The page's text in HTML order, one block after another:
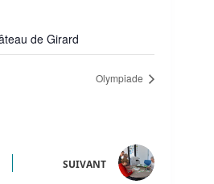
de Girard
Olympiade
SUIVANT